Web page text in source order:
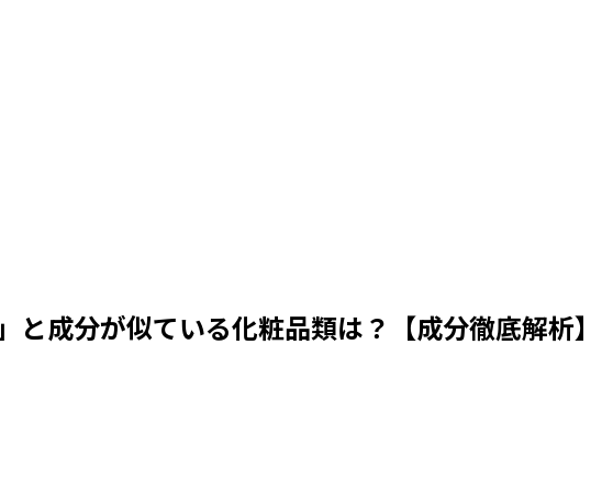
」と成分が似ている化粧品類は？【成分徹底解析】